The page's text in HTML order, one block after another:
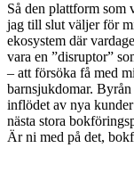
Så den plattform som
jag till slut väljer för
ekosystem där
vara en ”disruptor”
– att försöka få med
barnsjukdomar.
inflödet av nya
nästa stora
Är ni med på det,